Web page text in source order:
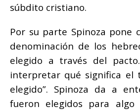
súbdito cristiano.
Por su parte Spinoza pone
denominación de los
elegido a través del
interpretar qué significa el
elegido”. Spinoza da a
fueron elegidos para